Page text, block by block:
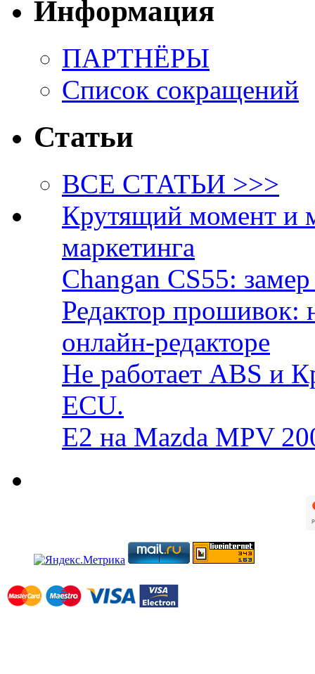
Информация
ПАРТНЁРЫ
Список сокращений
Статьи
ВСЕ СТАТЬИ >>>
Крутящий момент и
маркетинга
Changan CS55:
Редактор прошивок:
онлайн-редакторе
Не работает ABS и
ECU.
E2 на Mazda MPV